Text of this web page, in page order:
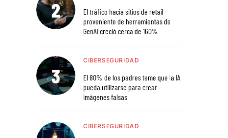
El tráfico hacia sitios de retail
proveniente de herramientas de
GenAI creció cerca de 160%
CIBERSEGURIDAD
El 80% de los padres teme que la IA
pueda utilizarse para crear
imágenes falsas
CIBERSEGURIDAD